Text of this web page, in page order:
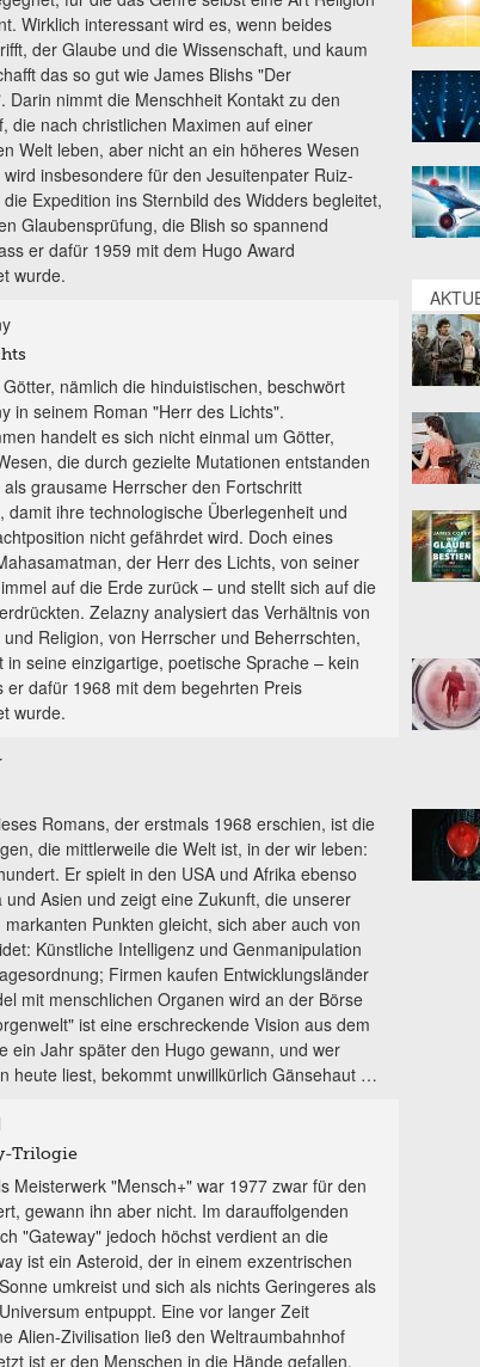
Wirklich interessant wird es, wenn beides
der Glaube und die Wissenschaft, und kaum
das so gut wie James Blishs "Der
Darin nimmt die Menschheit Kontakt zu den
die nach christlichen Maximen auf einer
Welt leben, aber nicht an ein höheres Wesen
insbesondere für den Jesuitenpater Ruiz-
Expedition ins Sternbild des Widders begleitet,
Glaubensprüfung, die Blish so spannend
er dafür 1959 mit dem Hugo Award
wurde.
nämlich die hinduistischen, beschwört
in seinem Roman "Herr des Lichts".
handelt es sich nicht einmal um Götter,
die durch gezielte Mutationen entstanden
grausame Herrscher den Fortschritt
damit ihre technologische Überlegenheit und
nicht gefährdet wird. Doch eines
der Herr des Lichts, von seiner
auf die Erde zurück – und stellt sich auf die
Zelazny analysiert das Verhältnis von
Religion, von Herrscher und Beherrschten,
in seine einzigartige, poetische Sprache – kein
er dafür 1968 mit dem begehrten Preis
wurde.
Romans, der erstmals 1968 erschien, ist die
die mittlerweile die Welt ist, in der wir leben:
Er spielt in den USA und Afrika ebenso
und Asien und zeigt eine Zukunft, die unserer
Punkten gleicht, sich aber auch von
Künstliche Intelligenz und Genmanipulation
Firmen kaufen Entwicklungsländer
mit menschlichen Organen wird an der Börse
ist eine erschreckende Vision aus dem
ein Jahr später den Hugo gewann, und wer
heute liest, bekommt unwillkürlich Gänsehaut …
Trilogie
Meisterwerk "Mensch+" war 1977 zwar für den
gewann ihn aber nicht. Im darauffolgenden
"Gateway" jedoch höchst verdient an die
ist ein Asteroid, der in einem exzentrischen
umkreist und sich als nichts Geringeres als
entpuppt. Eine vor langer Zeit
Alien-Zivilisation ließ den Weltraumbahnhof
ist er den Menschen in die Hände gefallen.